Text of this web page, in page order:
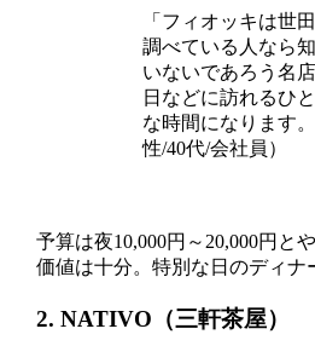
「フィオッキは世
調べている人なら
いないであろう名
日などに訪れるひ
な時間になります
性/40代/会社員）
予算は夜10,000円～20,000円と
価値は十分。特別な日のディナ
2. NATIVO（三軒茶屋）